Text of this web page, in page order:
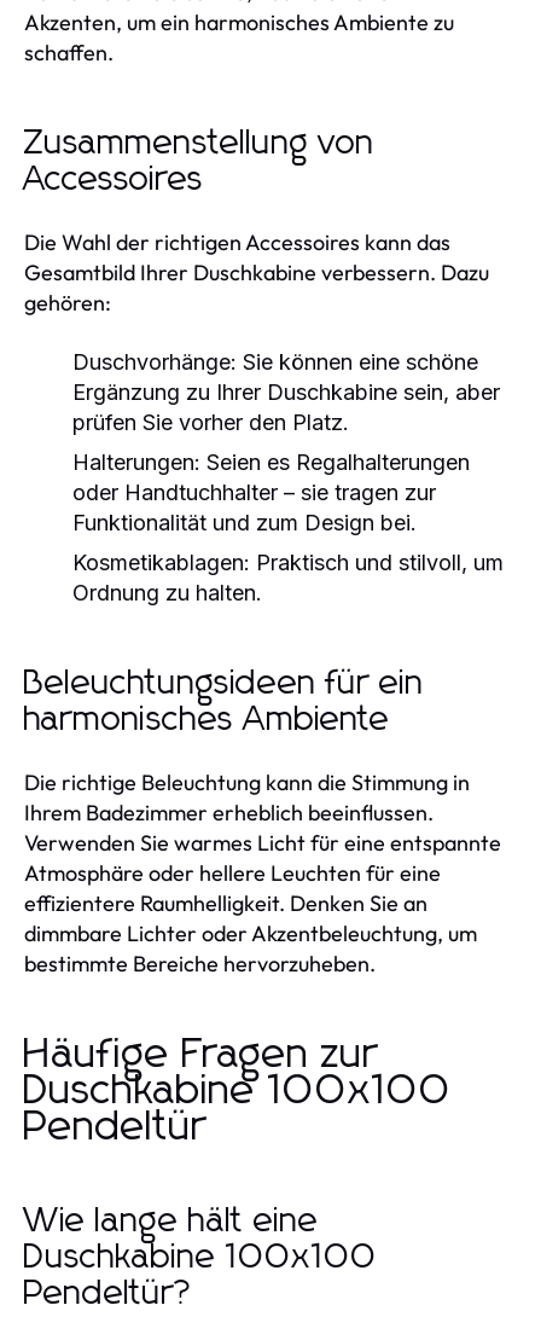
Akzenten, um ein harmonisches Ambiente zu
schaffen.
Zusammenstellung von
Accessoires
Die Wahl der richtigen Accessoires kann das
Gesamtbild Ihrer Duschkabine verbessern. Dazu
gehören:
Duschvorhänge: Sie können eine schöne
Ergänzung zu Ihrer Duschkabine sein, aber
prüfen Sie vorher den Platz.
Halterungen: Seien es Regalhalterungen
oder Handtuchhalter – sie tragen zur
Funktionalität und zum Design bei.
Kosmetikablagen: Praktisch und stilvoll, um
Ordnung zu halten.
Beleuchtungsideen für ein
harmonisches Ambiente
Die richtige Beleuchtung kann die Stimmung in
Ihrem Badezimmer erheblich beeinflussen.
Verwenden Sie warmes Licht für eine entspannte
Atmosphäre oder hellere Leuchten für eine
effizientere Raumhelligkeit. Denken Sie an
dimmbare Lichter oder Akzentbeleuchtung, um
bestimmte Bereiche hervorzuheben.
Häufige Fragen zur
Duschkabine 100x100
Pendeltür
Wie lange hält eine
Duschkabine 100x100
Pendeltür?